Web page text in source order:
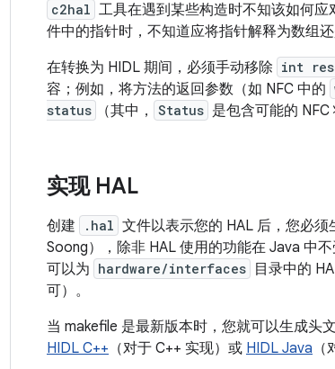
c2hal 工具在遇到某些构造时不知该如何
件中的指针时，不知道应将指针解释为数组
在转换为 HIDL 期间，必须手动移除 int
容；例如，将方法的返回参数（如 NFC 中的
status
（其中， Status 是包含可能的 NFC
实现 HAL
创建 .hal 文件以表示您的 HAL 后，您必
Soong），除非 HAL 使用的功能在 Java 中不
可以为 hardware/interfaces
目录中的
可）。
当 makefile 是最新版本时，您就可以生成头
HIDL C++ （对于 C++ 实现）或 HIDL Java